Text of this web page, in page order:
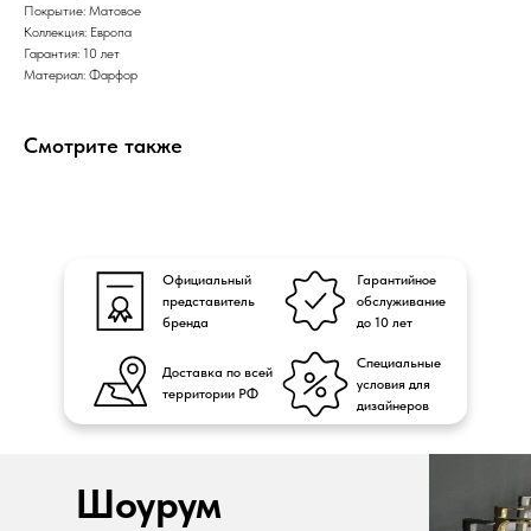
Покрытие: Матовое
Коллекция: Европа
Гарантия: 10 лет
Материал: Фарфор
Смотрите также
Официальный
представитель
бренда
Доставка по всей
территории РФ
Гарантийное
обслуживание
до 10 лет
Специальные
условия для
дизайнеров
Шоурум